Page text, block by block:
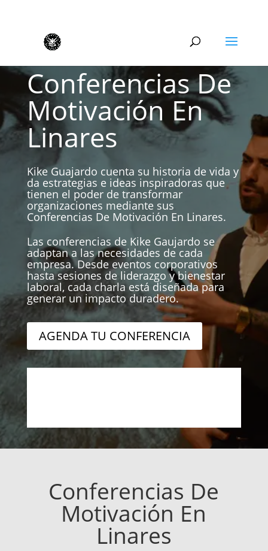
Conferencias De
Motivación En
Linares
Kike Guajardo cuenta su historia de vida y
da estrategias e ideas inspiradoras que
tienen el poder de transformar
organizaciones mediante sus
Conferencias De Motivación En Linares.
Las conferencias de Kike Gaujardo se
adaptan a las necesidades de cada
empresa. Desde eventos corporativos
hasta sesiones de liderazgo y bienestar
laboral, cada charla está diseñada para
generar un impacto duradero.
AGENDA TU CONFERENCIA
Conferencias De
Motivación En
Linares